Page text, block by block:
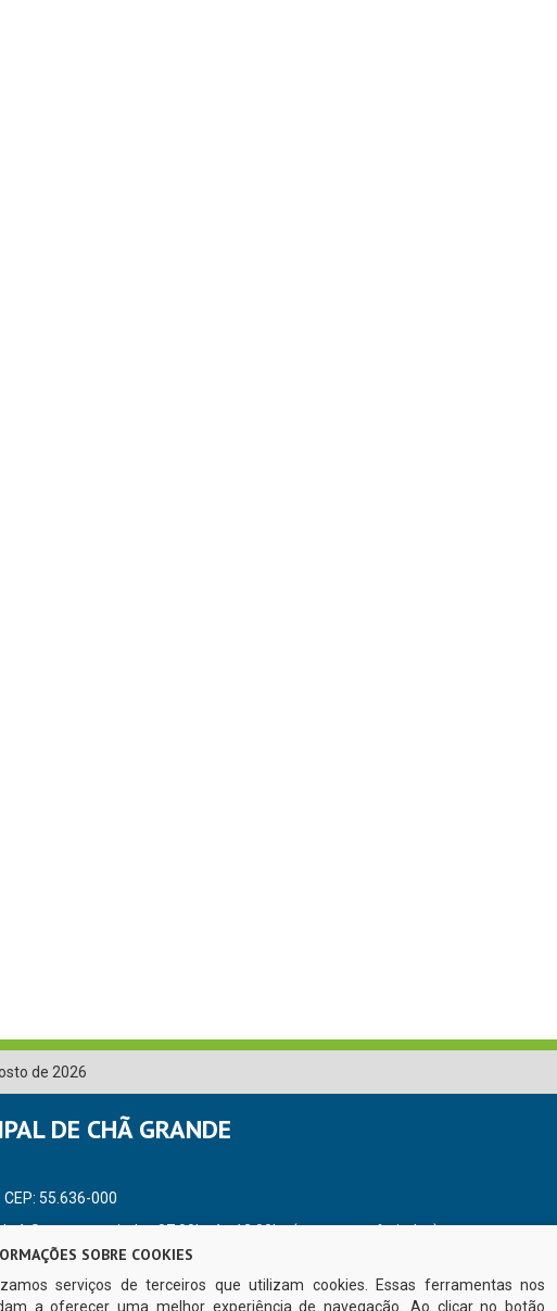
de 2026
DE CHÃ GRANDE
55.636-000
à Sexta, a partir das 07:00hs às 13:00hs (exceto nos feriados)
SOBRE COOKIES
serviços de terceiros que utilizam cookies. Essas ferramentas nos
a oferecer uma melhor experiência de navegação. Ao clicar no botão